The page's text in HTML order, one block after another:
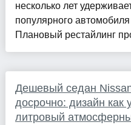
несколько лет
популярного
Плановый рестайлинг
Дешевый седан
досрочно: дизайн как
литровый